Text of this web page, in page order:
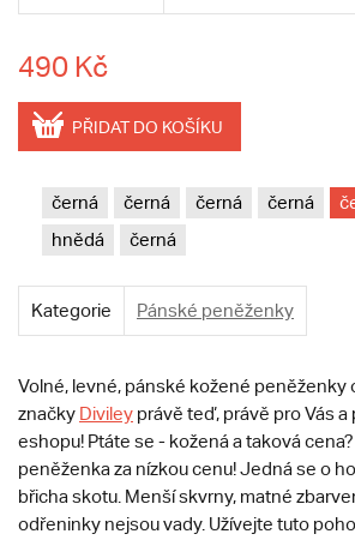
490 Kč
PŘIDAT DO KOŠÍKU
černá černá černá černá
hnědá
černá
Kategorie Pánské peněženky
Volné, levné, pánské kožené peněženky
značky Diviley právě teď, právě pro Vás a
eshopu! Ptáte se - kožená a taková
peněženka za nízkou cenu! Jedná se o
břicha skotu. Menší skvrny, matné
odřeninky nejsou vady. Užívejte tuto